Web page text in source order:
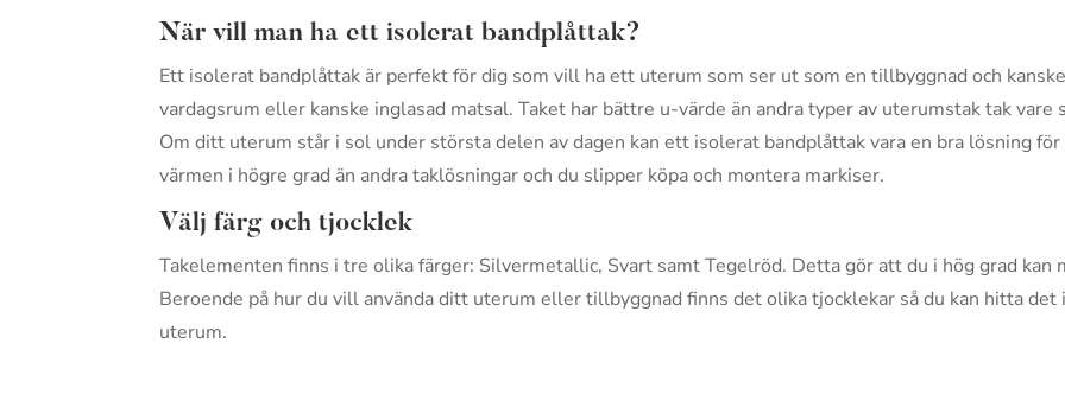
När vill man ha ett isolerat bandplåttak?
Ett isolerat bandplåttak är perfekt för dig som vill ha ett uterum som ser ut som en tillbyggnad och
vardagsrum eller kanske inglasad matsal. Taket har bättre u-värde än andra typer av uterumstak tak vare
Om ditt uterum står i sol under största delen av dagen kan ett isolerat bandplåttak vara en bra lösning
värmen i högre grad än andra taklösningar och du slipper köpa och montera markiser.
Välj färg och tjocklek
Takelementen finns i tre olika färger: Silvermetallic, Svart samt Tegelröd. Detta gör att du i hög grad kan
Beroende på hur du vill använda ditt uterum eller tillbyggnad finns det olika tjocklekar så du kan hitta
uterum.